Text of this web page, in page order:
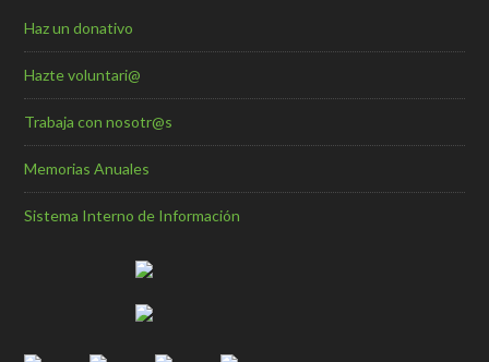
Haz un donativo
Hazte voluntari@
Trabaja con nosotr@s
Memorias Anuales
Sistema Interno de Información